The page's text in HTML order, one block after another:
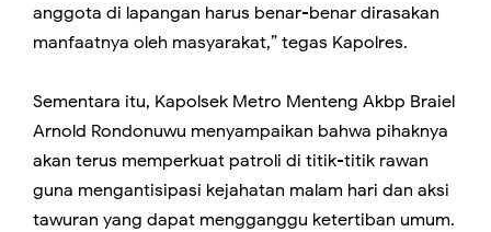
anggota di lapangan harus benar-benar dirasakan
manfaatnya oleh masyarakat,” tegas Kapolres.
Sementara itu, Kapolsek Metro Menteng Akbp Braiel
Arnold Rondonuwu menyampaikan bahwa pihaknya
akan terus memperkuat patroli di titik-titik rawan
guna mengantisipasi kejahatan malam hari dan aksi
tawuran yang dapat mengganggu ketertiban umum.